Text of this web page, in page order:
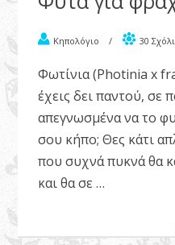
Κηπολόγιο / 30
Φωτίνια (Photinia x
έχεις δει παντού, σε
απεγνωσμένα να το
σου κήπο; Θες κάτι
που συχνά πυκνά θα
και θα σε …